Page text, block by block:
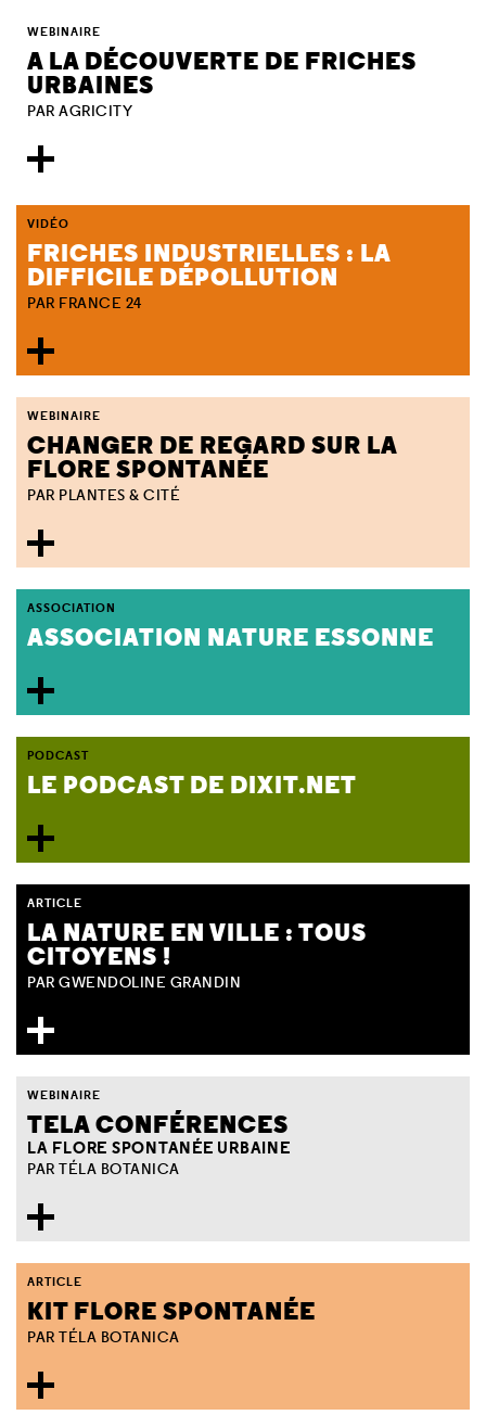
A LA DÉCOUVERTE DE FRICHES
URBAINES
WEBINAIRE
PAR AGRICITY
FRICHES INDUSTRIELLES : LA
DIFFICILE DÉPOLLUTION
VIDÉO
PAR FRANCE 24
CHANGER DE REGARD SUR LA
FLORE SPONTANÉE
WEBINAIRE
PAR PLANTES & CITÉ
ASSOCIATION NATURE ESSONNE
ASSOCIATION
LE PODCAST DE DIXIT.NET
PODCAST
LA NATURE EN VILLE : TOUS
CITOYENS !
ARTICLE
PAR GWENDOLINE GRANDIN
TELA CONFÉRENCES
LA FLORE SPONTANÉE URBAINE
WEBINAIRE
PAR TÉLA BOTANICA
KIT FLORE SPONTANÉE
ARTICLE
PAR TÉLA BOTANICA